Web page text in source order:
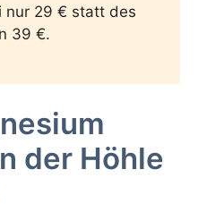
nur 29 € statt des
39 €.
der Höhle